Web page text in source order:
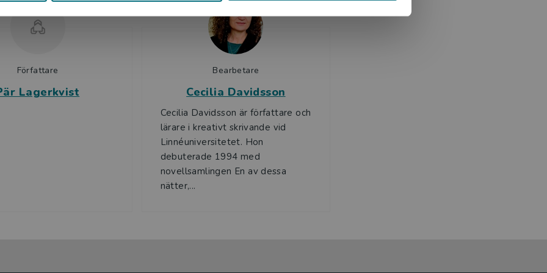
Författare
Lagerkvist
Bearbetare
Cecilia Davidsson
Cecilia Davidsson är författare och
lärare i kreativt skrivande vid
Linnéuniversitetet. Hon
debuterade 1994 med
novellsamlingen En av dessa
nätter,...